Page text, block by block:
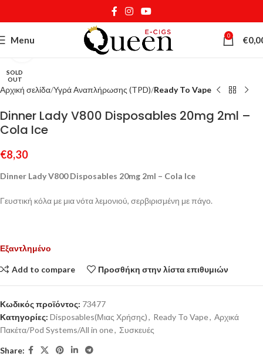
Menu 0 €
SOLD
OUT
Κάντε κλικ για μεγέθυνση
Αρχική σελίδα Υγρά Αναπλήρωσης (TPD) Ready To Vape
Dinner Lady V800 Disposables 20mg 2ml –
Cola Ice
€8,30
Dinner Lady V800 Disposables 20mg 2ml – Cola Ice
Γευστική κόλα με μια νότα λεμονιού, σερβιρισμένη με πάγο.
Εξαντλημένο
Add to compare Προσθήκη στην λίστα επιθυμιών
Κωδικός προϊόντος: 73477
Κατηγορίες: Disposables(Μιας Χρήσης), Ready To Vape, Αρχικά
Πακέτα/Pod Systems/All in one, Συσκευές
Share: